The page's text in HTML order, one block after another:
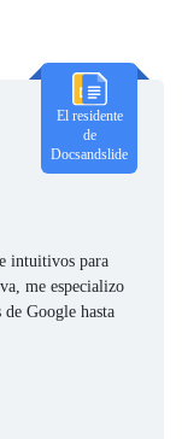
El residente
de
Docsandslide
intuitivos para
me especializo
Google hasta